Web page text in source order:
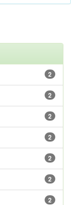
2
2
2
2
2
2
2